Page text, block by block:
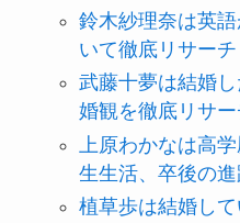
鈴木紗理奈は英
いて徹底リサーチ
武藤十夢は結婚
婚観を徹底リサー
上原わかなは高
生生活、卒後の進
植草歩は結婚し